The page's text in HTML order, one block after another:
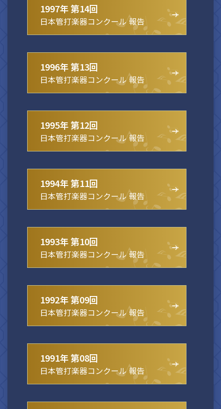
1997年 第14回
日本管打楽器コンクール 報告
1996年 第13回
日本管打楽器コンクール 報告
1995年 第12回
日本管打楽器コンクール 報告
1994年 第11回
日本管打楽器コンクール 報告
1993年 第10回
日本管打楽器コンクール 報告
1992年 第09回
日本管打楽器コンクール 報告
1991年 第08回
日本管打楽器コンクール 報告